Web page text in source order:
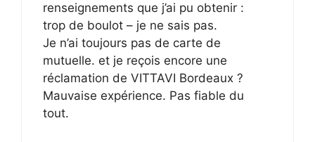
renseignements que j’ai pu obtenir :
trop de boulot – je ne sais pas.
Je n’ai toujours pas de carte de
mutuelle. et je reçois encore une
réclamation de VITTAVI Bordeaux ?
Mauvaise expérience. Pas fiable du
tout.